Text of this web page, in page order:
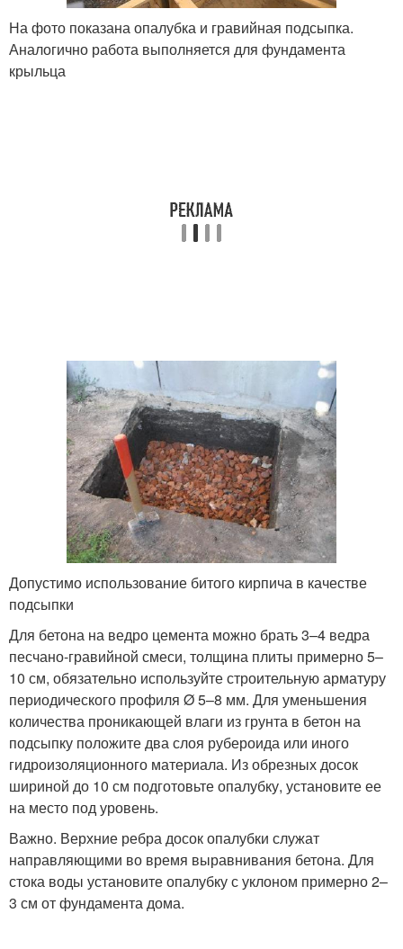
На фото показана опалубка и гравийная подсыпка.
Аналогично работа выполняется для фундамента
крыльца
Допустимо использование битого кирпича в качестве
подсыпки
Для бетона на ведро цемента можно брать 3–4 ведра
песчано-гравийной смеси, толщина плиты примерно 5–
10 см, обязательно используйте строительную арматуру
периодического профиля Ø 5–8 мм. Для уменьшения
количества проникающей влаги из грунта в бетон на
подсыпку положите два слоя рубероида или иного
гидроизоляционного материала. Из обрезных досок
шириной до 10 см подготовьте опалубку, установите ее
на место под уровень.
Важно. Верхние ребра досок опалубки служат
направляющими во время выравнивания бетона. Для
стока воды установите опалубку с уклоном примерно 2–
3 см от фундамента дома.